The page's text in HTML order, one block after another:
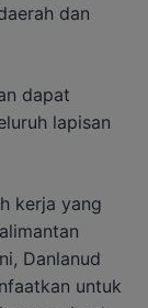
dan
dapat
lapisan
kerja yang
Danlanud
untuk